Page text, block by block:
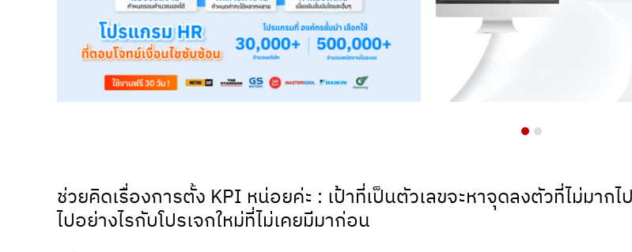
ช่วยคิดเรื่องการตั้ง KPI หน่อยค่ะ : เป้าที่เป็นตัวเลขจะหาจุดลงตัวที่ไม่มากไ
ไปอย่างไรกับโปรเจกใหม่ที่ไม่เคยมีมาก่อน